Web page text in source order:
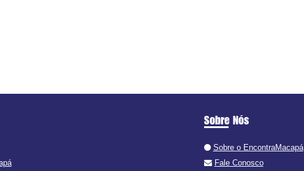
Sobre Nós
Sobre o EncontraMacapá
Fale Conosco